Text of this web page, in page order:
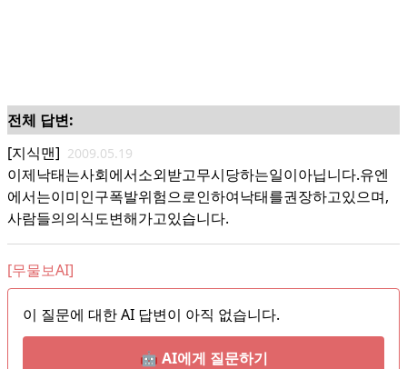
전체 답변:
[지식맨] 2009.05.19
이제낙태는사회에서소외받고무시당하는일이아닙니다.유엔
에서는이미인구폭발위험으로인하여낙태를권장하고있으며,
사람들의의식도변해가고있습니다.
[무물보AI]
이 질문에 대한 AI 답변이 아직 없습니다.
🤖 AI에게 질문하기